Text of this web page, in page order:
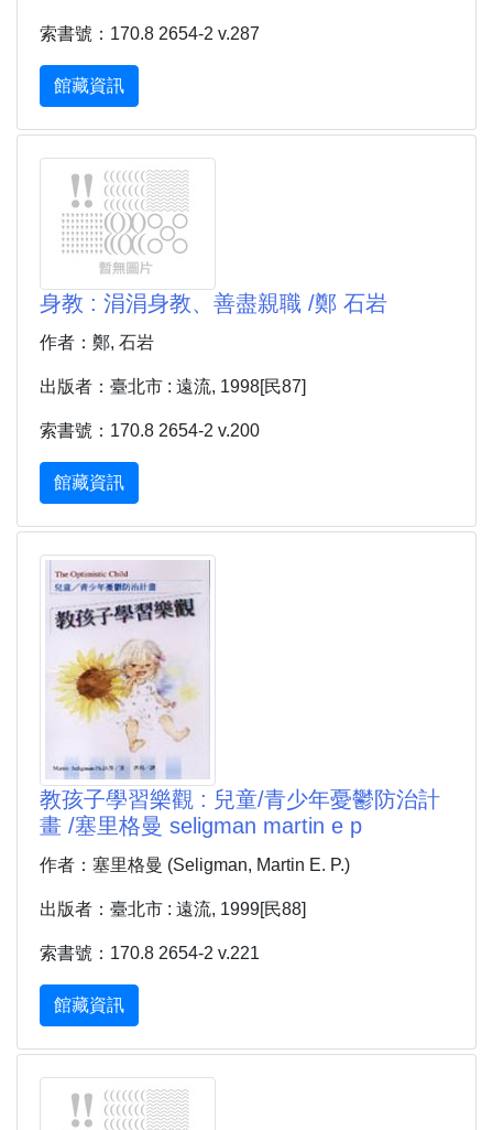
索書號：170.8 2654-2 v.287
館藏資訊
身教 : 涓涓身教、善盡親職 /鄭 石岩
作者：鄭, 石岩
出版者：臺北市 : 遠流, 1998[民87]
索書號：170.8 2654-2 v.200
館藏資訊
教孩子學習樂觀 : 兒童/青少年憂鬱防治計
畫 /塞里格曼 seligman martin e p
作者：塞里格曼 (Seligman, Martin E. P.)
出版者：臺北市 : 遠流, 1999[民88]
索書號：170.8 2654-2 v.221
館藏資訊